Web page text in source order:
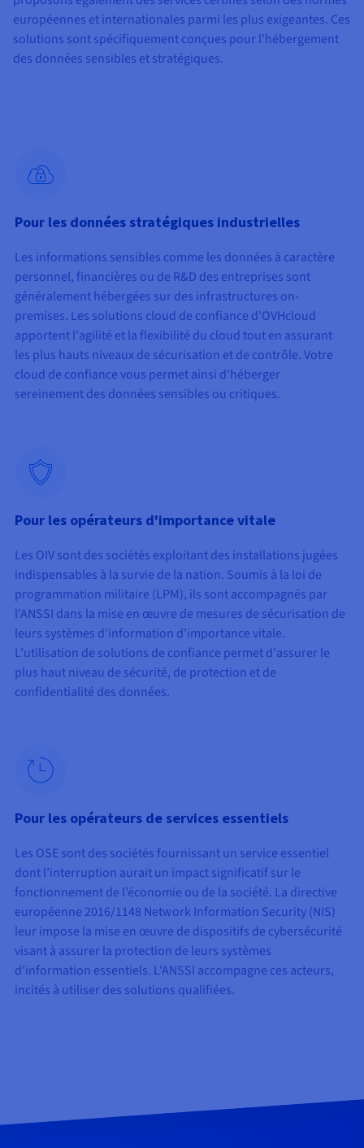
Tarifs
Disponibilités par régions
Documentation
Roadmap & Changelog
Roadmap & Changelog
européennes et internationales parmi les plus exigeantes. Ces
solutions sont spécifiquement conçues pour l'hébergement
des données sensibles et stratégiques.
Pour les données stratégiques industrielles
Les informations sensibles comme les données à caractère
personnel, financières ou de R&D des entreprises sont
généralement hébergées sur des infrastructures on-
premises. Les solutions cloud de confiance d'OVHcloud
apportent l'agilité et la flexibilité du cloud tout en assurant
les plus hauts niveaux de sécurisation et de contrôle. Votre
cloud de confiance vous permet ainsi d'héberger
sereinement des données sensibles ou critiques.
Pour les opérateurs d'importance vitale
Les OIV sont des sociétés exploitant des installations jugées
indispensables à la survie de la nation. Soumis à la loi de
programmation militaire (LPM), ils sont accompagnés par
l'ANSSI dans la mise en œuvre de mesures de sécurisation de
leurs systèmes d'information d'importance vitale.
L'utilisation de solutions de confiance permet d'assurer le
plus haut niveau de sécurité, de protection et de
confidentialité des données.
Pour les opérateurs de services essentiels
Les OSE sont des sociétés fournissant un service essentiel
dont l’interruption aurait un impact significatif sur le
fonctionnement de l’économie ou de la société. La directive
européenne 2016/1148 Network Information Security (NIS)
leur impose la mise en œuvre de dispositifs de cybersécurité
visant à assurer la protection de leurs systèmes
d'information essentiels. L'ANSSI accompagne ces acteurs,
incités à utiliser des solutions qualifiées.